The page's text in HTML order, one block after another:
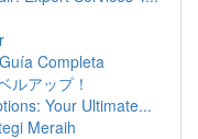
Completa
ルアップ！
Your Ultimate...
Meraih